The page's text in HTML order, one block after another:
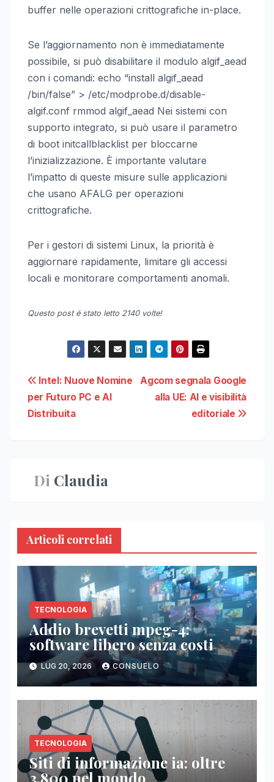
buffer nelle operazioni crittografiche in-place.
Se l’aggiornamento non è immediatamente
possibile, si può disabilitare il modulo algif_aead
con i comandi: echo “install algif_aead
/bin/false” > /etc/modprobe.d/disable-
algif.conf rmmod algif_aead Nei sistemi con
supporto integrato, si può usare il parametro
di boot initcallblacklist per bloccarne
l’inizializzazione. È importante valutare
l’impatto di queste misure sulle applicazioni
che usano AFALG per operazioni
crittografiche.
Per i gestori di sistemi Linux, la priorità è
aggiornare rapidamente, limitare gli accessi
locali e monitorare comportamenti anomali.
Questo post é stato letto 2140 volte!
Navigazione
articoli
Agcom segnala Google
alla UE: AI e visibilità
editoriale
Intel: Nuove Nomine
per Futuro PC e AI
Distribuita
Di Claudia
Articoli correlati
TECNOLOGIA
Addio brevetti mpeg-4:
software libero senza costi
LUG 20, 2026 CONSUELO
TECNOLOGIA
Siti di informazione ia: oltre
3.800 nel mondo